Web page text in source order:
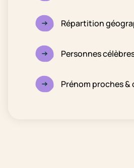
Répartition
Personnes
Prénom proches &